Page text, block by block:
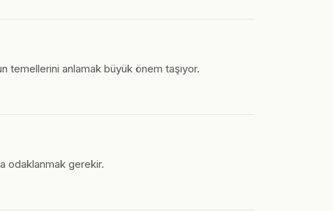
temellerini anlamak büyük önem taşıyor.
odaklanmak gerekir.